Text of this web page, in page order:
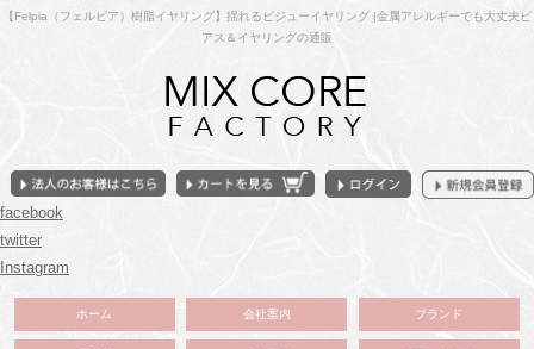
【Felpia（フェルピア）樹脂イヤリング】揺れるビジューイヤリング |金属アレルギーでも大丈夫ピ
アス＆イヤリングの通販
facebook
twitter
Instagram
ホーム 会社案内 ブランド